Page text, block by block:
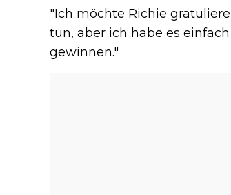
"Ich möchte Richie
tun, aber ich habe es
gewinnen."